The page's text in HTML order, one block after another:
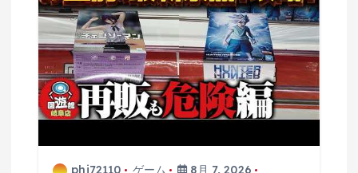
phi72110 ゲーム
8月 7, 2026